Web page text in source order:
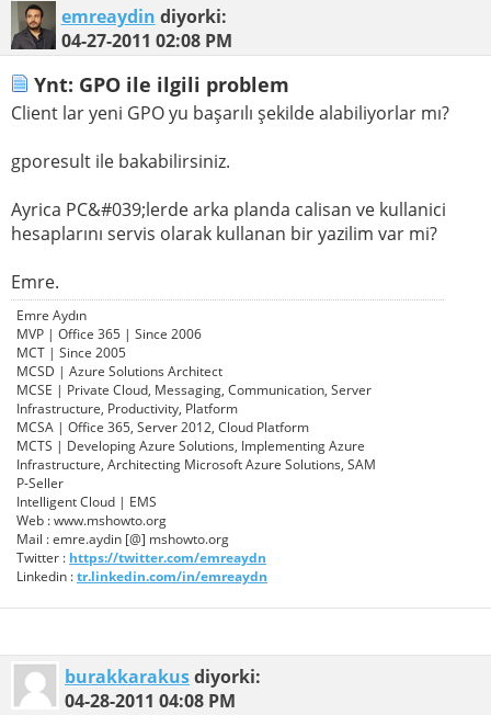
emreaydin diyorki:
04-27-2011 02:08 PM
Ynt: GPO ile ilgili problem
Client lar yeni GPO yu başarılı şekilde alabiliyorlar mı?
gporesult ile bakabilirsiniz.
Ayrica PC&#039;lerde arka planda calisan ve kullanici
hesaplarını servis olarak kullanan bir yazilim var mi?
Emre.
Emre Aydın
MVP | Office 365 | Since 2006
MCT | Since 2005
MCSD | Azure Solutions Architect
MCSE | Private Cloud, Messaging, Communication, Server
Infrastructure, Productivity, Platform
MCSA | Office 365, Server 2012, Cloud Platform
MCTS | Developing Azure Solutions, Implementing Azure
Infrastructure, Architecting Microsoft Azure Solutions, SAM
P-Seller
Intelligent Cloud | EMS
Web : www.mshowto.org
Mail : emre.aydin [@] mshowto.org
Twitter : https://twitter.com/emreaydn
Linkedin :tr.linkedin.com/in/emreaydn
burakkarakusdiyorki:
04-28-2011 04:08 PM